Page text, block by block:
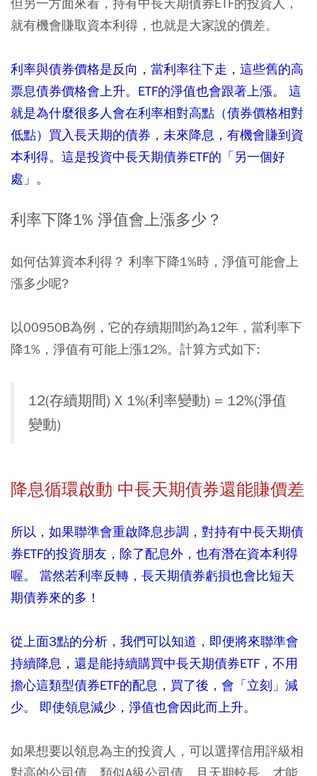
就有機會賺取資本利得，也就是大家說的價差。
利率與債券價格是反向，當利率往下走，這些舊的高
票息債券價格會上升。ETF的淨值也會跟著上漲。 這
就是為什麼很多人會在利率相對高點（債券價格相對
低點）買入長天期的債券，未來降息，有機會賺到資
本利得。這是投資中長天期債券ETF的「另一個好
處」。
利率下降1% 淨值會上漲多少？
如何估算資本利得？ 利率下降1%時，淨值可能會上
漲多少呢?
以00950B為例，它的存續期間約為12年，當利率下
降1%，淨值有可能上漲12%。計算方式如下:
12(存續期間) X 1%(利率變動) = 12%(淨值
變動)
降息循環啟動 中長天期債券還能賺價差
所以，如果聯準會重啟降息步調，對持有中長天期債
券ETF的投資朋友，除了配息外，也有潛在資本利得
喔。 當然若利率反轉，長天期債券虧損也會比短天
期債券來的多！
從上面3點的分析，我們可以知道，即便將來聯準會
持續降息，還是能持續購買中長天期債券ETF，不用
擔心這類型債券ETF的配息，買了後，會「立刻」減
少。 即使領息減少，淨值也會因此而上升。
如果想要以領息為主的投資人，可以選擇信用評級相